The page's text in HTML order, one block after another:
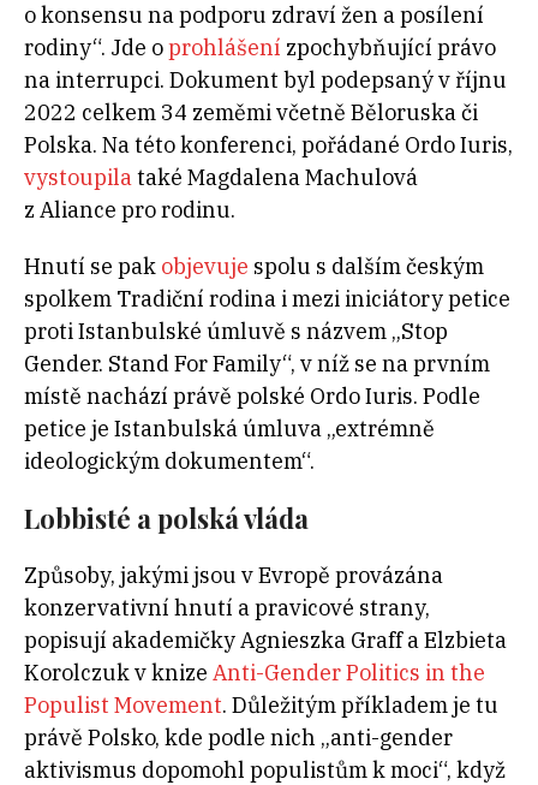
o konsensu na podporu zdraví žen a posílení
rodiny“. Jde oprohlášení zpochybňující právo
na interrupci. Dokument byl podepsaný v říjnu
2022 celkem 34 zeměmi včetně Běloruska či
Polska. Na této konferenci, pořádané Ordo Iuris,
vystoupilataké Magdalena Machulová
z Aliance pro rodinu.
Hnutí se pak objevuje spolu s dalším českým
spolkem Tradiční rodina i mezi iniciátory petice
proti Istanbulské úmluvě s názvem „Stop
Gender. Stand For Family“, v níž se na prvním
místě nachází právě polské Ordo Iuris. Podle
petice je Istanbulská úmluva „extrémně
ideologickým dokumentem“.
Lobbisté a polská vláda
Způsoby, jakými jsou v Evropě provázána
konzervativní hnutí a pravicové strany,
popisují akademičky Agnieszka Graff a Elzbieta
Korolczuk v knize Anti-Gender Politics in the
Populist Movement. Důležitým příkladem je tu
právě Polsko, kde podle nich „anti-gender
aktivismus dopomohl populistům k moci“, když